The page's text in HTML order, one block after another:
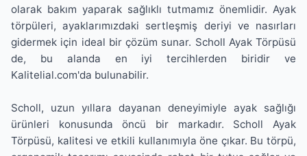
olarak bakım yaparak sağlıklı tutmamız önemlidir. Ayak
törpüleri, ayaklarımızdaki sertleşmiş deriyi ve nasırları
gidermek için ideal bir çözüm sunar. Scholl Ayak Törpüsü
de, bu alanda en iyi tercihlerden biridir ve
Kalitelial.com'da bulunabilir.
Scholl, uzun yıllara dayanan deneyimiyle ayak sağlığı
ürünleri konusunda öncü bir markadır. Scholl Ayak
Törpüsü, kalitesi ve etkili kullanımıyla öne çıkar. Bu törpü,